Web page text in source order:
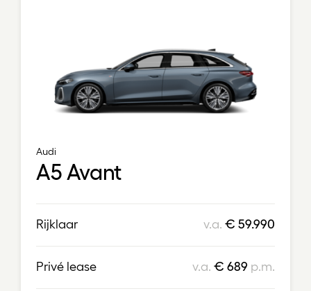
Audi
A5 Avant
Rijklaar v.a.€ 59.990
Privé lease v.a.€ 689 p.m.